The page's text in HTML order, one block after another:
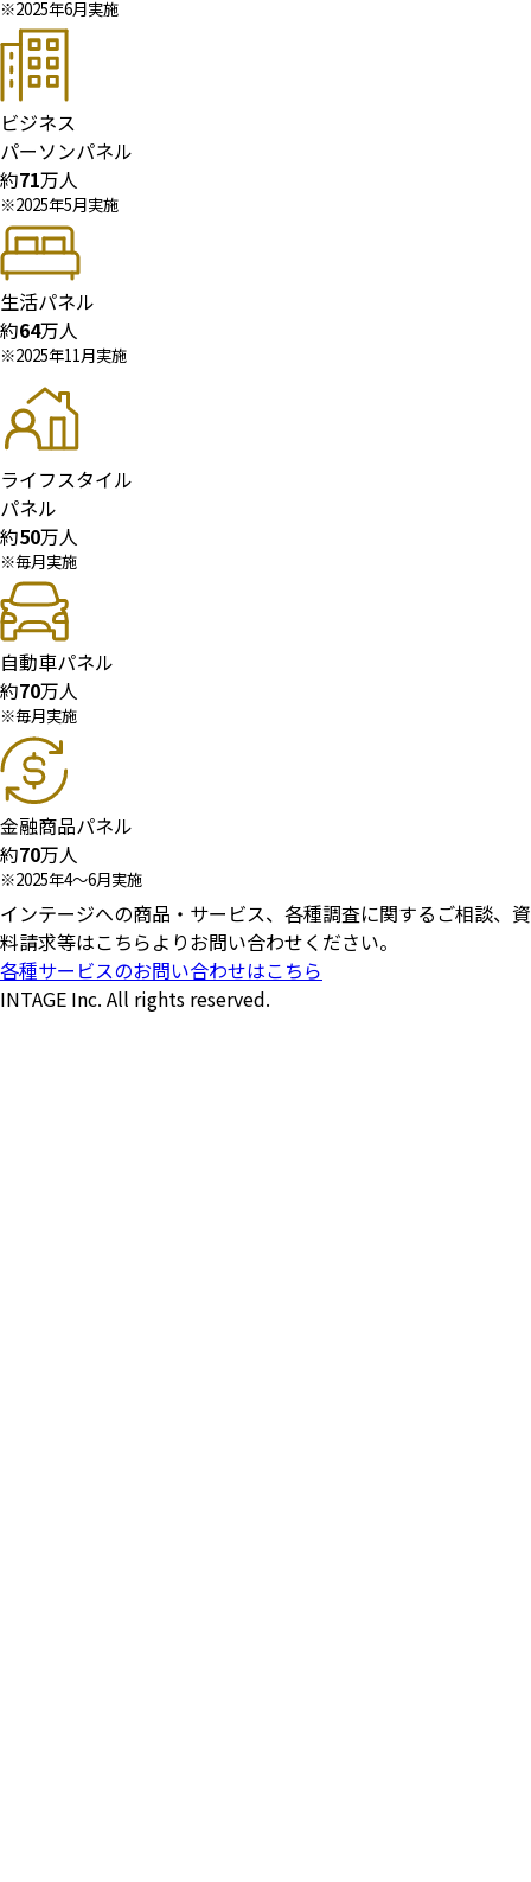
※2025年6月実施
ビジネス
パーソンパネル
約71万人
※2025年5月実施
生活パネル
約64万人
※2025年11月実施
ライフスタイル
パネル
約50万人
※毎月実施
自動車パネル
約70万人
※毎月実施
金融商品パネル
約70万人
※2025年4～6月実施
インテージへの商品・サービス、各種調査に関するご相談、 資
料請求等はこちらよりお問い合わせください。
各種サービスのお問い合わせはこちら
INTAGE Inc. All rights reserved.